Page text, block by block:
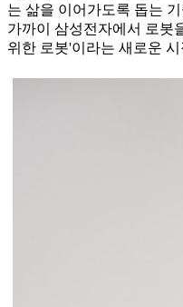
는 삶을 이어가도록 돕는
가까이 삼성전자에서 로봇
위한 로봇'이라는 새로운